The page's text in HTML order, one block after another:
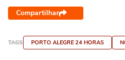
Compartilhar
TAGS PORTO ALEGRE 24 HORAS